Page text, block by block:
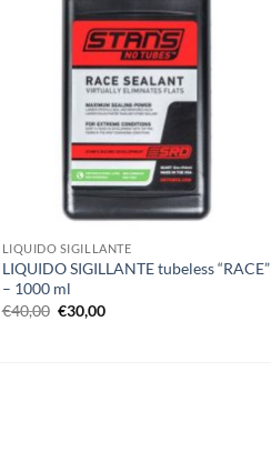
LIQUIDO SIGILLANTE
LIQUIDO SIGILLANTE tubeless “RACE”
– 1000 ml
€40,00 Il
prezzo
€30,00Il